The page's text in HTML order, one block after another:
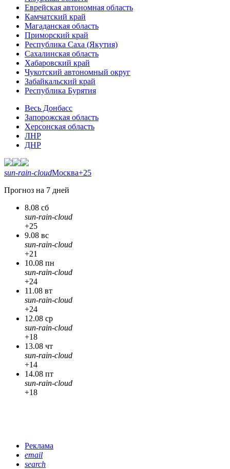
Еврейская автономная область
Камчатский край
Магаданская область
Приморский край
Республика Саха (Якутия)
Сахалинская область
Хабаровский край
Чукотский автономный округ
Забайкальский край
Республика Бурятия
Весь Донбасс
Запорожская область
Херсонская область
ЛНР
ДНР
sun-rain-cloudМосква+25
Прогноз на 7 дней
8.08 сб
sun-rain-cloud
+25
9.08 вс
sun-rain-cloud
+21
10.08 пн
sun-rain-cloud
+24
11.08 вт
sun-rain-cloud
+24
12.08 ср
sun-rain-cloud
+18
13.08 чт
sun-rain-cloud
+14
14.08 пт
sun-rain-cloud
+18
Реклама
email
search